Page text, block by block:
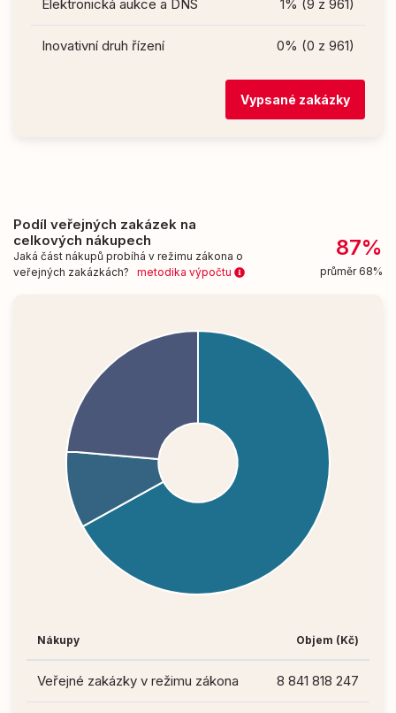
Elektronická aukce a DNS 1% (9 z 961)
Inovativní druh řízení 0% (0 z 961)
Vypsané zakázky
Podíl veřejných zakázek na
celkových nákupech
Jaká část nákupů probíhá v režimu zákona o
veřejných zakázkách? metodika výpočtu
87%
průměr 68%
Nákupy Objem (Kč)
Veřejné zakázky v režimu zákona 8 841 818 247